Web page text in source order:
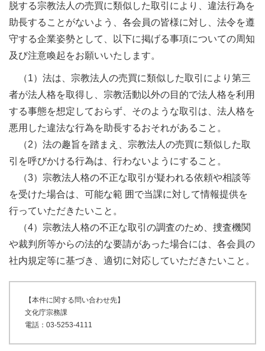
脱する宗教法人の売買に類似した取引により、違法行為を
助長することがないよう、各会員の皆様に対し、法令を遵
守する企業姿勢として、以下に掲げる事項についての周知
及び注意喚起をお願いいたします。
（1）法は、宗教法人の売買に類似した取引により第三
者が法人格を取得し、宗教活動以外の目的で法人格を利用
する事態を想定しておらず、そのような取引は、法人格を
悪用した違法な行為を助長するおそれがあること。
（2）法の趣旨を踏まえ、宗教法人の売買に類似した取
引を呼びかける行為は、行わないようにすること。
（3）宗教法人格の不正な取引が疑われる依頼や相談等
を受けた場合は、可能な範 囲で当課に対して情報提供を
行っていただきたいこと。
（4）宗教法人格の不正な取引の調査のため、捜査機関
や裁判所等からの法的な要請があった場合には、各会員の
社内規定等に基づき、適切に対応していただきたいこと。
【本件に関する問い合わせ先】
文化庁宗務課
電話：03-5253-4111